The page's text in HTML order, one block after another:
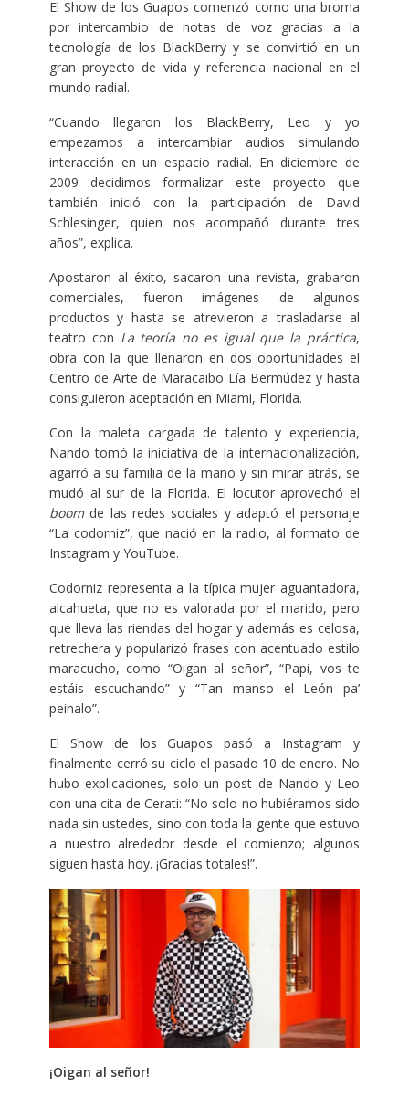
El Show de los Guapos comenzó como una broma
por intercambio de notas de voz gracias a la
tecnología de los BlackBerry y se convirtió en un
gran proyecto de vida y referencia nacional en el
mundo radial.
“Cuando llegaron los BlackBerry, Leo y yo
empezamos a intercambiar audios simulando
interacción en un espacio radial. En diciembre de
2009 decidimos formalizar este proyecto que
también inició con la participación de David
Schlesinger, quien nos acompañó durante tres
años”, explica.
Apostaron al éxito, sacaron una revista, grabaron
comerciales, fueron imágenes de algunos
productos y hasta se atrevieron a trasladarse al
teatro con La teoría no es igual que la práctica,
obra con la que llenaron en dos oportunidades el
Centro de Arte de Maracaibo Lía Bermúdez y hasta
consiguieron aceptación en Miami, Florida.
Con la maleta cargada de talento y experiencia,
Nando tomó la iniciativa de la internacionalización,
agarró a su familia de la mano y sin mirar atrás, se
mudó al sur de la Florida. El locutor aprovechó el
boomde las redes sociales y adaptó el personaje
“La codorniz”, que nació en la radio, al formato de
Instagram y YouTube.
Codorniz representa a la típica mujer aguantadora,
alcahueta, que no es valorada por el marido, pero
que lleva las riendas del hogar y además es celosa,
retrechera y popularizó frases con acentuado estilo
maracucho, como “Oigan al señor”, “Papi, vos te
estáis escuchando” y “Tan manso el León pa’
peinalo”.
El Show de los Guapos pasó a Instagram y
finalmente cerró su ciclo el pasado 10 de enero. No
hubo explicaciones, solo un post de Nando y Leo
con una cita de Cerati: “No solo no hubiéramos sido
nada sin ustedes, sino con toda la gente que estuvo
a nuestro alrededor desde el comienzo; algunos
siguen hasta hoy. ¡Gracias totales!”.
¡Oigan al señor!